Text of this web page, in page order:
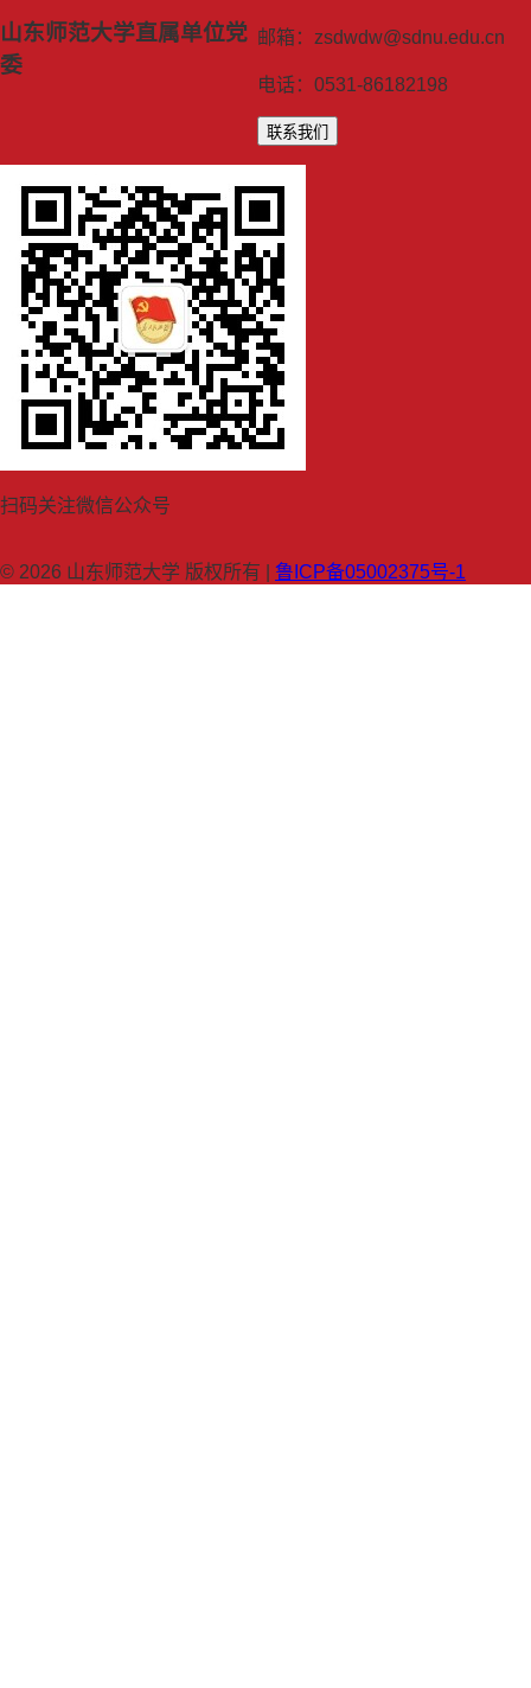
山东师范大学直属单位党
委
邮箱：zsdwdw@sdnu.edu.cn
电话：0531-86182198
联系我们
扫码关注微信公众号
© 2026 山东师范大学 版权所有 | 鲁ICP备05002375号-1